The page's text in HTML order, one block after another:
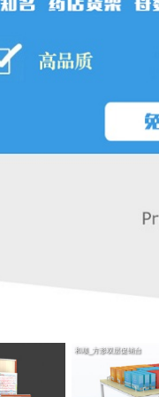
母婴店
和顺_方形双层促销台